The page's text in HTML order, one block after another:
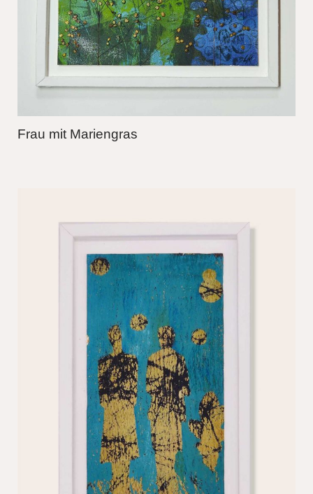
Frau mit Mariengras